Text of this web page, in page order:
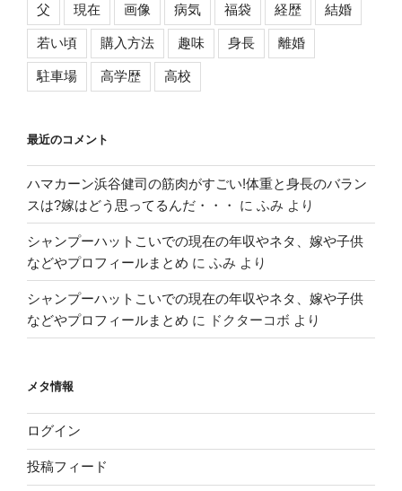
父 現在 画像 病気 福袋 経歴 結婚
若い頃 購入方法 趣味 身長 離婚
駐車場 高学歴 高校
最近のコメント
ハマカーン浜谷健司の筋肉がすごい!体重と身長のバラン
スは?嫁はどう思ってるんだ・・・
に ふみ より
シャンプーハットこいでの現在の年収やネタ、嫁や子供
などやプロフィールまとめ に ふみ より
シャンプーハットこいでの現在の年収やネタ、嫁や子供
などやプロフィールまとめ に ドクターコボ より
メタ情報
ログイン
投稿フィード